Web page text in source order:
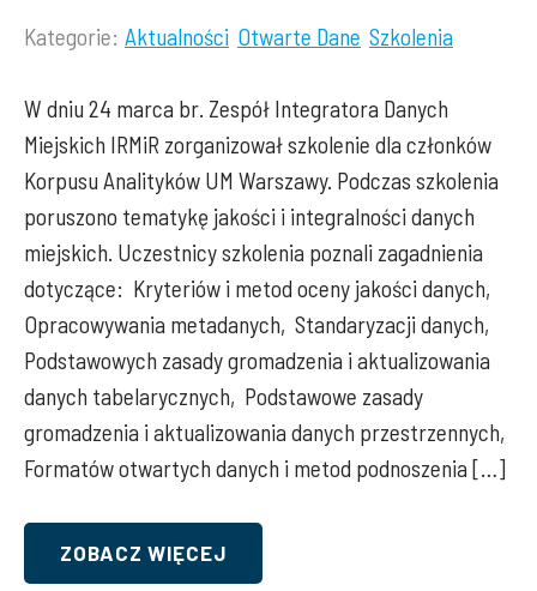
Lista
wpisu:
Kategorie: Aktualności Otwarte Dane Szkolenia
W dniu 24 marca br. Zespół Integratora Danych
Miejskich IRMiR zorganizował szkolenie dla członków
Korpusu Analityków UM Warszawy. Podczas szkolenia
poruszono tematykę jakości i integralności danych
miejskich. Uczestnicy szkolenia poznali zagadnienia
dotyczące: Kryteriów i metod oceny jakości danych,
Opracowywania metadanych, Standaryzacji danych,
Podstawowych zasady gromadzenia i aktualizowania
danych tabelarycznych, Podstawowe zasady
gromadzenia i aktualizowania danych przestrzennych,
Formatów otwartych danych i metod podnoszenia […]
ZOBACZ WIĘCEJ